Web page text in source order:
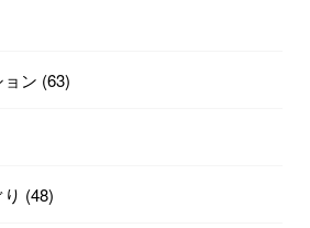
ン (63)
(48)